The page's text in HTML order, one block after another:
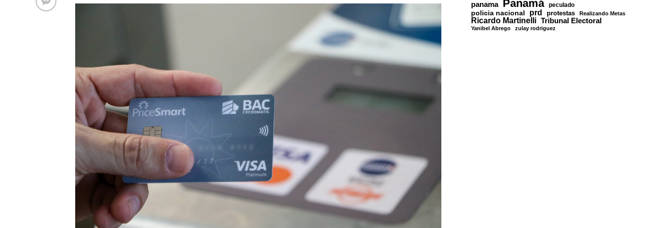
panama Panamá peculado
policia nacional prd protestas Realizando Metas
Ricardo Martinelli Tribunal Electoral
Yanibel Abrego zulay rodriguez